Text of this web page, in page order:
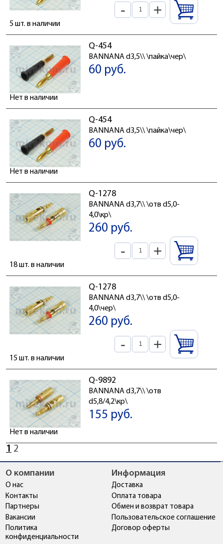
- +
5 шт. в наличии
Q-454
BANNANA d3,5\\ \пайка\чер\
60 руб.
Нет в наличии
Q-454
BANNANA d3,5\\ \пайка\чер\
60 руб.
Нет в наличии
Q-1278
BANNANA d3,7\\ \отв d5,0-
4,0\кр\
260 руб.
- +
18 шт. в наличии
Q-1278
BANNANA d3,7\\ \отв d5,0-
4,0\чер\
260 руб.
- +
15 шт. в наличии
Q-9892
BANNANA d3,7\\ \отв
d5,8/4,2\кр\
155 руб.
Нет в наличии
1 2
О компании
О нас
Контакты
Партнеры
Вакансии
Политика
конфиденциальности
Информация
Доставка
Оплата товара
Обмен и возврат товара
Пользовательское соглашение
Договор оферты